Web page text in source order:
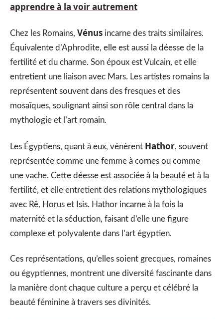
apprendre à la voir autrement
Chez les Romains, Vénus incarne des traits similaires.
Équivalente d’Aphrodite, elle est aussi la déesse de la
fertilité et du charme. Son époux est Vulcain, et elle
entretient une liaison avec Mars. Les artistes romains la
représentent souvent dans des fresques et des
mosaïques, soulignant ainsi son rôle central dans la
mythologie et l’art romain.
Les Égyptiens, quant à eux, vénèrent Hathor, souvent
représentée comme une femme à cornes ou comme
une vache. Cette déesse est associée à la beauté et à la
fertilité, et elle entretient des relations mythologiques
avec Rê, Horus et Isis. Hathor incarne à la fois la
maternité et la séduction, faisant d’elle une figure
complexe et polyvalente dans l’art égyptien.
Ces représentations, qu’elles soient grecques, romaines
ou égyptiennes, montrent une diversité fascinante dans
la manière dont chaque culture a perçu et célébré la
beauté féminine à travers ses divinités.